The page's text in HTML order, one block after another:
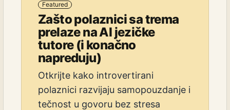
Featured
Zašto polaznici sa trema
prelaze na AI jezičke
tutore (i konačno
napreduju)
Otkrijte kako introvertirani
polaznici razvijaju samopouzdanje i
tečnost u govoru bez stresa